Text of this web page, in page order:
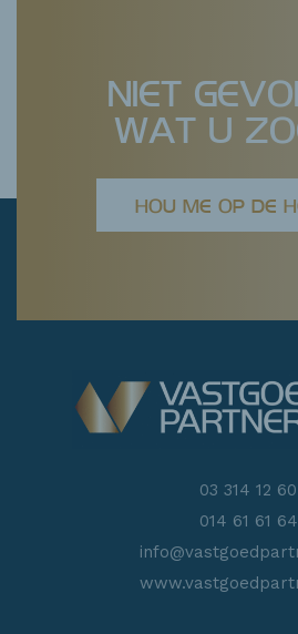
NIET
WAT U
HOU ME OP DE
03 314 12 60
014 61 61 64